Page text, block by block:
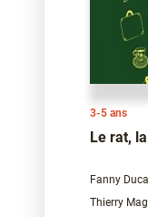
3-5 ans
Le rat,
Fanny
Thierry